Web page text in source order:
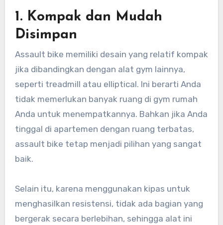
1. Kompak dan Mudah
Disimpan
Assault bike memiliki desain yang relatif kompak
jika dibandingkan dengan alat gym lainnya,
seperti treadmill atau elliptical. Ini berarti Anda
tidak memerlukan banyak ruang di gym rumah
Anda untuk menempatkannya. Bahkan jika Anda
tinggal di apartemen dengan ruang terbatas,
assault bike tetap menjadi pilihan yang sangat
baik.
Selain itu, karena menggunakan kipas untuk
menghasilkan resistensi, tidak ada bagian yang
bergerak secara berlebihan, sehingga alat ini